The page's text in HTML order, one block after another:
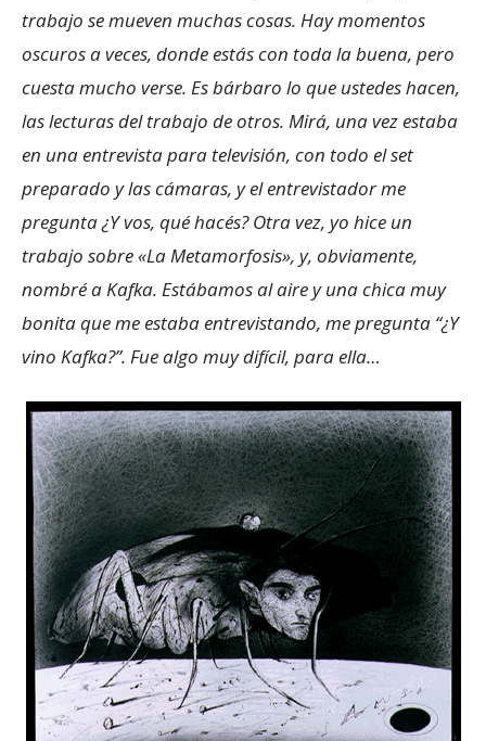
trabajo se mueven muchas cosas. Hay momentos
oscuros a veces, donde estás con toda la buena, pero
cuesta mucho verse. Es bárbaro lo que ustedes hacen,
las lecturas del trabajo de otros. Mirá, una vez estaba
en una entrevista para televisión, con todo el set
preparado y las cámaras, y el entrevistador me
pregunta ¿Y vos, qué hacés? Otra vez, yo hice un
trabajo sobre «La Metamorfosis», y, obviamente,
nombré a Kafka. Estábamos al aire y una chica muy
bonita que me estaba entrevistando, me pregunta “¿Y
vino Kafka?”. Fue algo muy difícil, para ella…